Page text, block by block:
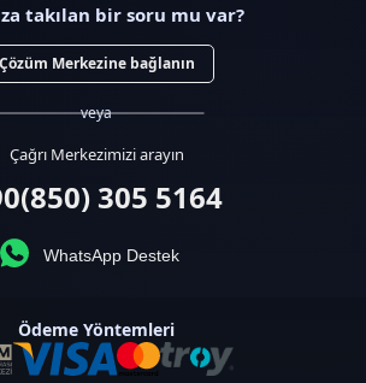
takılan bir soru mu var?
Çözüm Merkezine bağlanın
veya
Çağrı Merkezimizi arayın
305 5164
WhatsApp Destek
Ödeme Yöntemleri